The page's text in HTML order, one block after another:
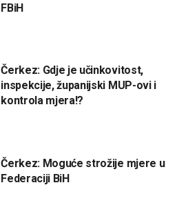
FBiH
Čerkez: Gdje je učinkovitost,
inspekcije, županijski MUP-ovi i
kontrola mjera!?
Čerkez: Moguće strožije mjere u
Federaciji BiH